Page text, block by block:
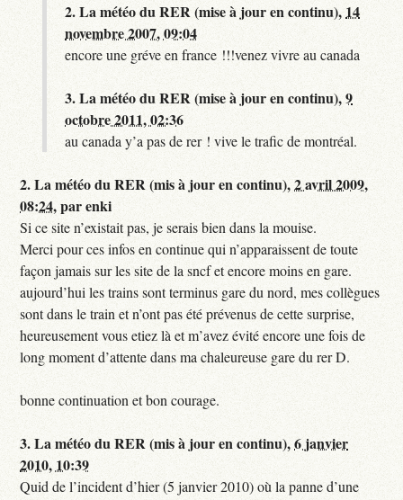
2.La météo du RER (mise à jour en continu), 14
novembre 2007, 09:04
encore une gréve en france !!!venez vivre au canada
3.La météo du RER (mise à jour en continu),9
octobre 2011, 02:36
au canada y’a pas de rer ! vive le trafic de montréal.
2.La météo du RER (mis à jour en continu),2 avril 2009,
08:24,parenki
Si ce site n’existait pas, je serais bien dans la mouise.
Merci pour ces infos en continue qui n’apparaissent de toute
façon jamais sur les site de la sncf et encore moins en gare.
aujourd’hui les trains sont terminus gare du nord, mes collègues
sont dans le train et n’ont pas été prévenus de cette surprise,
heureusement vous etiez là et m’avez évité encore une fois de
long moment d’attente dans ma chaleureuse gare du rer D.
bonne continuation et bon courage.
3.La météo du RER (mis à jour en continu),6 janvier
2010, 10:39
Quid de l’incident d’hier (5 janvier 2010) où la panne d’une